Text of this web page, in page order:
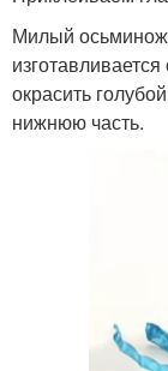
Милый
окрасить
нижнюю часть.